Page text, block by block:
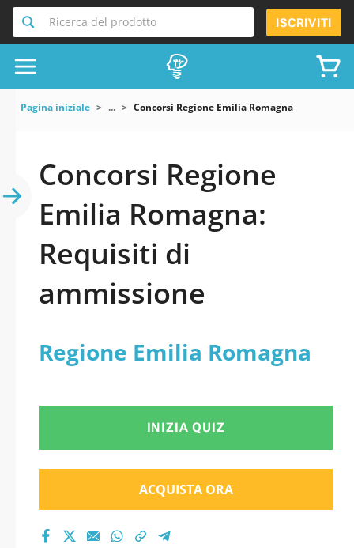
Ricerca del prodotto ISCRIVITI
Pagina iniziale ... Concorsi Regione Emilia Romagna
Concorsi Regione
Emilia Romagna:
Requisiti di
ammissione
Regione Emilia Romagna
INIZIA QUIZ
ACQUISTA ORA